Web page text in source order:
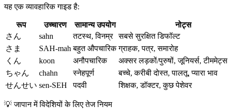
यह एक व्यावहारिक गाइड है:
रूप उच्चारण सामान्य उपयोग
नोट्स
さん
sahn तटस्थ, विनम्र
सबसे सुरक्षित डिफॉल्ट
さま
SAH-mah बहुत औपचारिक ग्राहक, पत्र, समारोह
くん
koon अनौपचारिक
अक्सर लड़कों/पुरुषों, जूनियर्स,
ちゃん
chahn स्नेहपूर्ण
बच्चे, करीबी दोस्त, पालतू, प्यारा भाव
せんせい sen-SEH पदवी शिक्षक, डॉक्टर, कुछ पेशेवर
💡 जापान में विदेशियों के लिए तेज नियम